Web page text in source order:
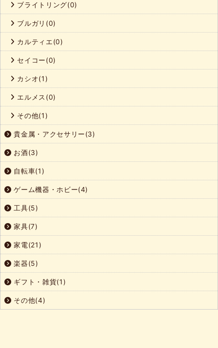
ブライトリング(0)
ブルガリ(0)
カルティエ(0)
セイコー(0)
カシオ(1)
エルメス(0)
その他(1)
貴金属・アクセサリー(3)
お酒(3)
自転車(1)
ゲーム機器・ホビー(4)
工具(5)
家具(7)
家電(21)
楽器(5)
ギフト・雑貨(1)
その他(4)